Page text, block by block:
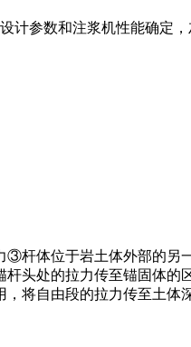
计参数和注浆机性能确定
杆体位于岩土体外部的另
头处的拉力传至锚固体的
将自由段的拉力传至土体